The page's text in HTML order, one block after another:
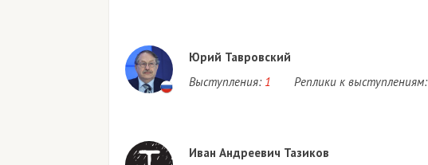
Юрий Тавровский
Выступления: 1 Реплики к выступлениям:
Иван Андреевич Тазиков